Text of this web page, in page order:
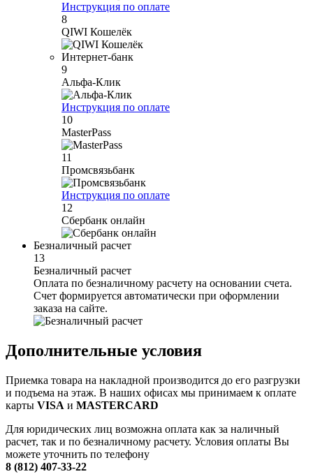
Инструкция по оплате
8
QIWI Кошелёк
Интернет-банк
9
Альфа-Клик
Инструкция по оплате
10
MasterPass
11
Промсвязьбанк
Инструкция по оплате
12
Сбербанк онлайн
Безналичный расчет
13
Безналичный расчет
Оплата по безналичному расчету на основании счета.
Счет формируется автоматически при оформлении
заказа на сайте.
Дополнительные условия
Приемка товара на накладной производится до его разгрузки
и подъема на этаж. В наших офисах мы принимаем к оплате
карты VISA и MASTERCARD
Для юридических лиц возможна оплата как за наличный
расчет, так и по безналичному расчету. Условия оплаты Вы
можете уточнить по телефону
8 (812) 407-33-22